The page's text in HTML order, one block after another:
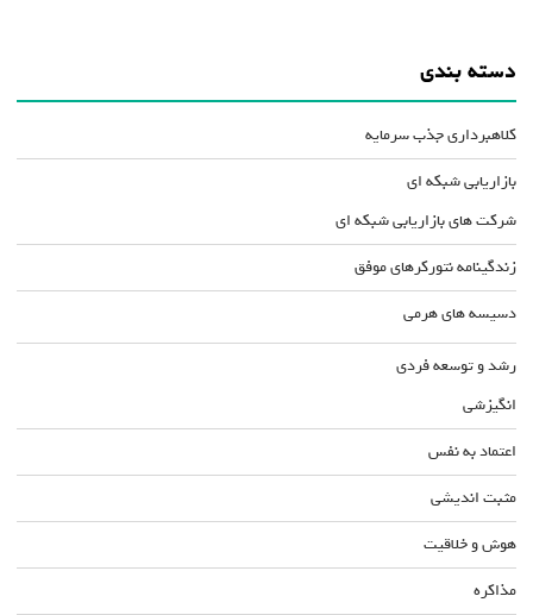
دسته بندی
کلاهبرداری جذب سرمایه
بازاریابی شبکه ای
شرکت های بازاریابی شبکه ای
زندگینامه نتورکرهای موفق
دسیسه های هرمی
رشد و توسعه فردی
انگیزشی
اعتماد به نفس
مثبت اندیشی
هوش و خلاقیت
مذاکره